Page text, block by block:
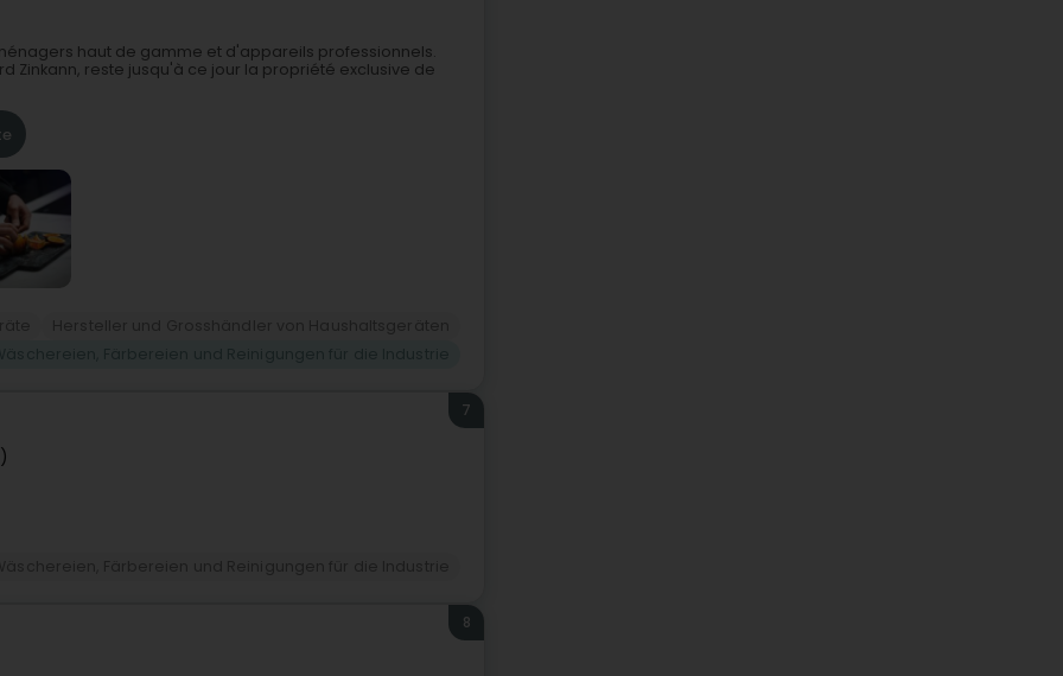
haut de gamme et d'appareils professionnels.
Zinkann, reste jusqu'à ce jour la propriété exclusive de
7
8